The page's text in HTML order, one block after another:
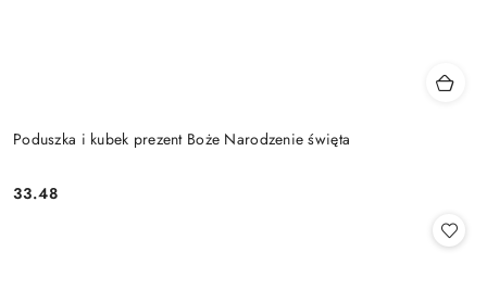
Poduszka i kubek prezent Boże Narodzenie święta
Cena:
33.48